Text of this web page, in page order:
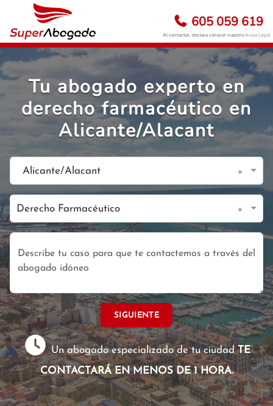
605 059 619
Al contactar, declara conocer nuestroAviso Legal
Tu abogado experto en
derecho farmacéutico en
Alicante/Alacant
Alicante/Alacant ×
Derecho Farmacéutico ×
SIGUIENTE
Un abogado especializado de tu ciudadTE
CONTACTARÁ EN MENOS DE 1 HORA.